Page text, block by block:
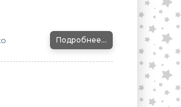
Подробнее...